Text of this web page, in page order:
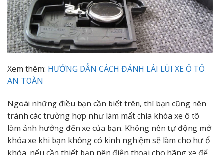
Xem thêm: HƯỚNG DẪN CÁCH ĐÁNH LÁI LÙI XE Ô TÔ
AN TOÀN
Ngoài những điều bạn cần biết trên, thì bạn cũng nên
tránh các trường hợp như làm mất chìa khóa xe ô tô
làm ảnh hưởng đến xe của bạn. Không nên tự động mở
khóa xe khi bạn không có kinh nghiệm sẽ làm cho hư ổ
khóa, nếu cần thiết bạn nên điện thoại cho hãng xe để